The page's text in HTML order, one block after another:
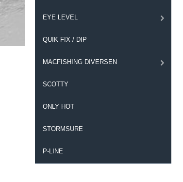
EYE LEVEL
QUIK FIX / DIP
MACFISHING DIVERSEN
SCOTTY
ONLY HOT
STORMSURE
P-LINE